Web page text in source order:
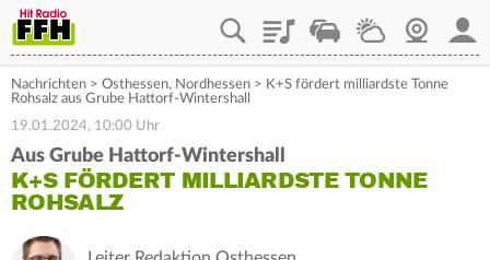
PlaylistStaupilotWetterWebcam
Nachrichten > Osthessen, Nordhessen > K+S fördert milliardste Tonne
Rohsalz aus Grube Hattorf-Wintershall
19.01.2024, 10:00 Uhr
Aus Grube Hattorf-Wintershall
K+S FÖRDERT MILLIARDSTE TONNE
ROHSALZ